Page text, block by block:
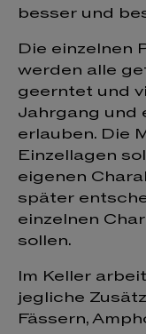
besser und
Die einzelnen
werden alle
geerntet und
Jahrgang und
erlauben. Die
Einzellagen
eigenen
später
einzelnen
sollen.
Im Keller
jegliche
Fässern,